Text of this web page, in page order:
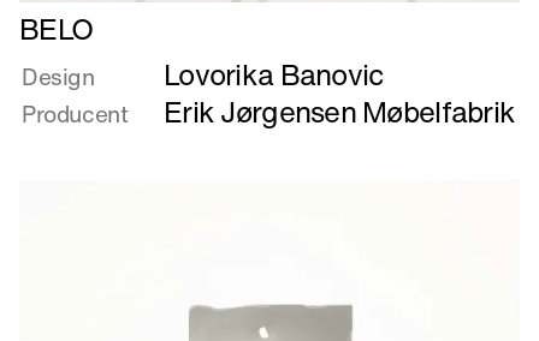
Læs
mere
om
BELO
BELO
Design Lovorika Banovic
Producent Erik Jørgensen Møbelfabrik